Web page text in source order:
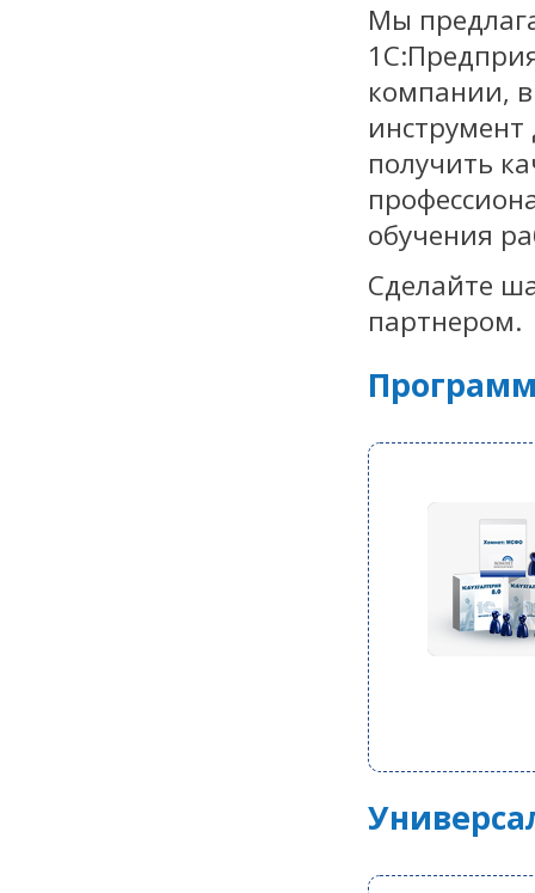
Мы
компании,
получить
обучения
Сделайте
партнером.